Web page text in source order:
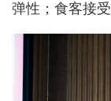
弹性；食客接